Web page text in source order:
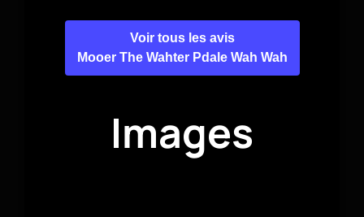
Voir tous les avis
Mooer The Wahter Pdale Wah Wah
Images